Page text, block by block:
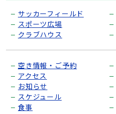
サッカーフィールド
スポーツ広場
クラブハウス
空き情報・ご予約
アクセス
お知らせ
スケジュール
食事